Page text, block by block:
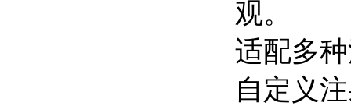
观。
适配多
自定义